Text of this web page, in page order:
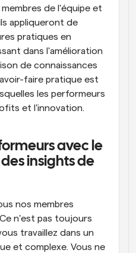
de l'équipe et
appliqueront de
pratiques en
dans l'amélioration
de connaissances
faire pratique est
les performeurs
et l'innovation.
avec le
insights de
nos membres
n'est pas toujours
travaillez dans un
et complexe. Vous ne